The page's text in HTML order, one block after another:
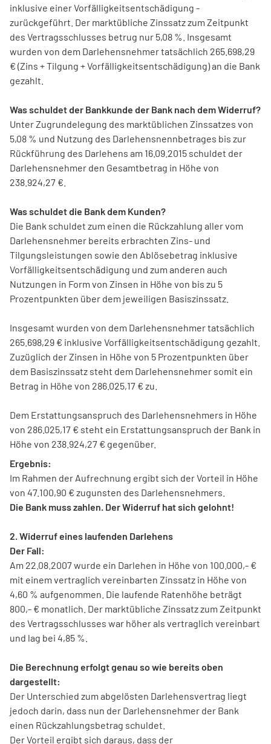
inklusive einer Vorfälligkeitsentschädigung -
zurückgeführt. Der marktübliche Zinssatz zum Zeitpunkt
des Vertragsschlusses betrug nur 5,08 %. Insgesamt
wurden von dem Darlehensnehmer tatsächlich 265.698,29
€ (Zins + Tilgung + Vorfälligkeitsentschädigung) an die Bank
gezahlt.
Was schuldet der Bankkunde der Bank nach dem Widerruf?
Unter Zugrundelegung des marktüblichen Zinssatzes von
5,08 % und Nutzung des Darlehensnennbetrages bis zur
Rückführung des Darlehens am 16.09.2015 schuldet der
Darlehensnehmer den Gesamtbetrag in Höhe von
238.924,27 €.
Was schuldet die Bank dem Kunden?
Die Bank schuldet zum einen die Rückzahlung aller vom
Darlehensnehmer bereits erbrachten Zins- und
Tilgungsleistungen sowie den Ablösebetrag inklusive
Vorfälligkeitsentschädigung und zum anderen auch
Nutzungen in Form von Zinsen in Höhe von bis zu 5
Prozentpunkten über dem jeweiligen Basiszinssatz.
Insgesamt wurden von dem Darlehensnehmer tatsächlich
265.698,29 € inklusive Vorfälligkeitsentschädigung gezahlt.
Zuzüglich der Zinsen in Höhe von 5 Prozentpunkten über
dem Basiszinssatz steht dem Darlehensnehmer somit ein
Betrag in Höhe von 286.025,17 € zu.
Dem Erstattungsanspruch des Darlehensnehmers in Höhe
von 286.025,17 € steht ein Erstattungsanspruch der Bank in
Höhe von 238.924,27 € gegenüber.
Ergebnis:
Im Rahmen der Aufrechnung ergibt sich der Vorteil in Höhe
von 47.100,90 € zugunsten des Darlehensnehmers.
Die Bank muss zahlen. Der Widerruf hat sich gelohnt!
2. Widerruf eines laufenden Darlehens
Der Fall:
Am 22.08.2007 wurde ein Darlehen in Höhe von 100.000,- €
mit einem vertraglich vereinbarten Zinssatz in Höhe von
4,60 % aufgenommen. Die laufende Ratenhöhe beträgt
800,- € monatlich. Der marktübliche Zinssatz zum Zeitpunkt
des Vertragsschlusses war höher als vertraglich vereinbart
und lag bei 4,85 %.
Die Berechnung erfolgt genau so wie bereits oben
dargestellt:
Der Unterschied zum abgelösten Darlehensvertrag liegt
jedoch darin, dass nun der Darlehensnehmer der Bank
einen Rückzahlungsbetrag schuldet.
Der Vorteil ergibt sich daraus, dass der